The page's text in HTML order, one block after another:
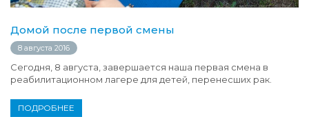
Домой после первой смены
8 августа 2016
Сегодня, 8 августа, завершается наша первая смена в
реабилитационном лагере для детей, перенесших рак.
ПОДРОБНЕЕ